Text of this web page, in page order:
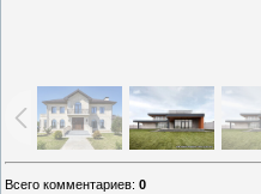
Всего комментариев: 0